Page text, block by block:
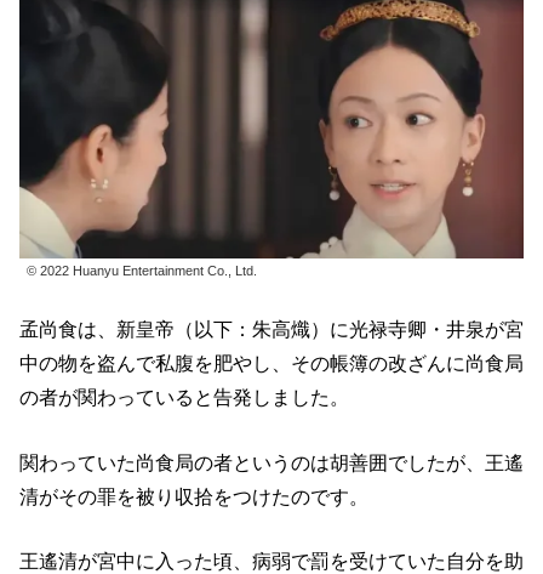
© 2022 Huanyu Entertainment Co., Ltd.
孟尚食は、新皇帝（以下：朱高熾）に光禄寺卿・井泉が宮
中の物を盗んで私腹を肥やし、その帳簿の改ざんに尚食局
の者が関わっていると告発しました。
関わっていた尚食局の者というのは胡善囲でしたが、王遙
清がその罪を被り収拾をつけたのです。
王遙清が宮中に入った頃、病弱で罰を受けていた自分を助